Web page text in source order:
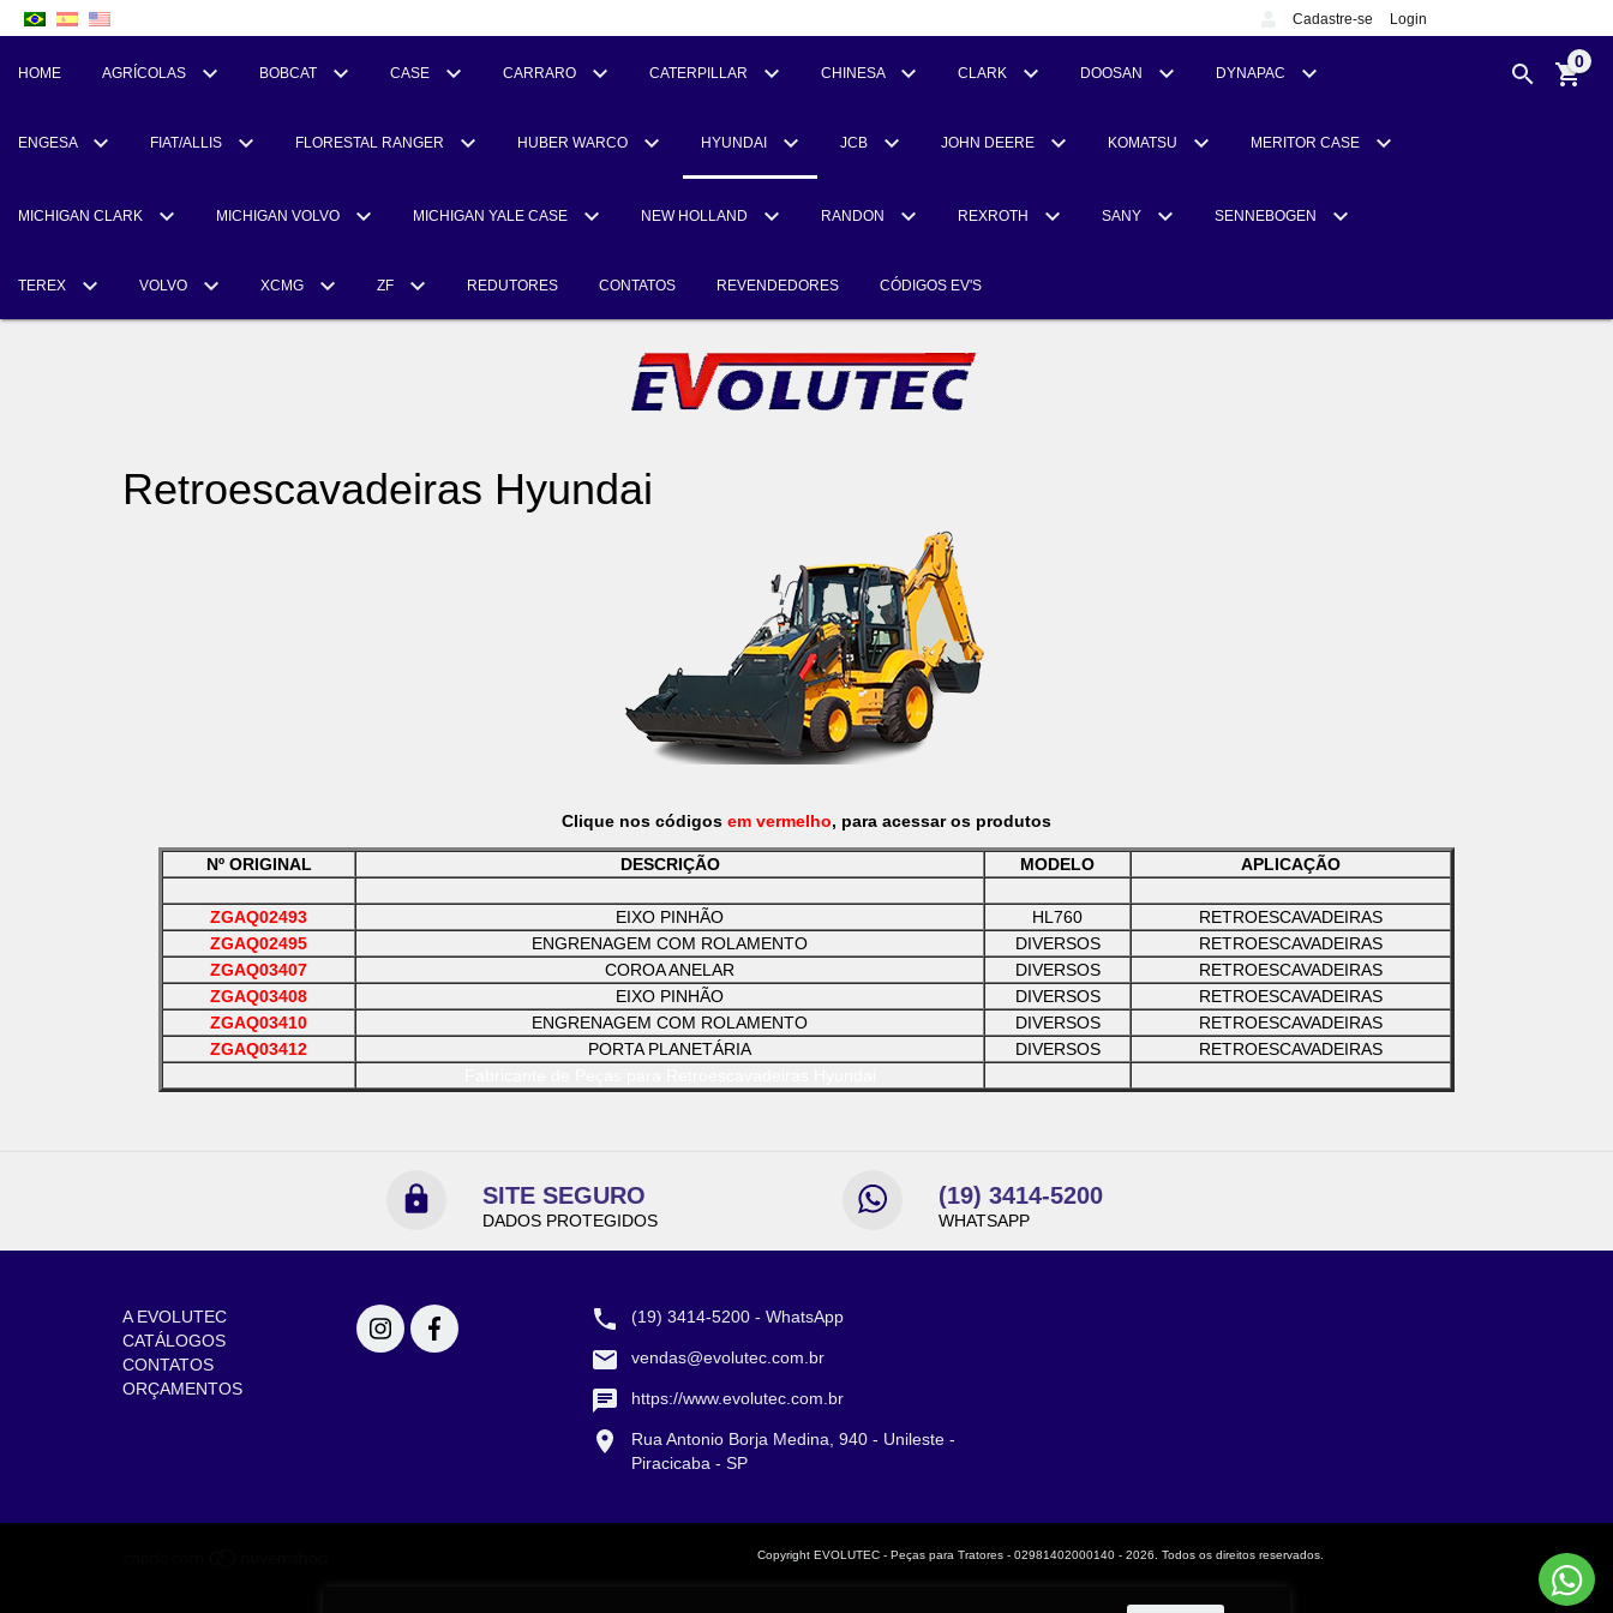
Cadastre-se Login
HOME AGRÍCOLAS BOBCAT CASE CARRARO CATERPILLAR CHINESA CLARK DOOSAN DYNAPAC
ENGESA FIAT/ALLIS FLORESTAL RANGER HUBER WARCO HYUNDAI JCB JOHN DEERE KOMATSU MERITOR CASE
MICHIGAN CLARK MICHIGAN VOLVO MICHIGAN YALE CASE NEW HOLLAND RANDON REXROTH SANY SENNEBOGEN
TEREX VOLVO XCMG ZF REDUTORES CONTATOS REVENDEDORES CÓDIGOS EV'S
0
Retroescavadeiras Hyundai
Clique nos códigos em vermelho, para acessar os produtos
Nº ORIGINAL DESCRIÇÃO MODELO APLICAÇÃO
ZGAQ02493 EIXO PINHÃO HL760
RETROESCAVADEIRAS
ZGAQ02495
ENGRENAGEM COM ROLAMENTO DIVERSOS
RETROESCAVADEIRAS
ZGAQ03407
COROA ANELAR DIVERSOS
RETROESCAVADEIRAS
ZGAQ03408
EIXO PINHÃO DIVERSOS
RETROESCAVADEIRAS
ZGAQ03410
ENGRENAGEM COM ROLAMENTO DIVERSOS
RETROESCAVADEIRAS
ZGAQ03412
PORTA PLANETÁRIA DIVERSOS
RETROESCAVADEIRAS
SITE SEGURO
DADOS PROTEGIDOS
(19) 3414-5200
WHATSAPP
A EVOLUTEC
CATÁLOGOS
CONTATOS
ORÇAMENTOS
(19) 3414-5200 - WhatsApp
vendas@evolutec.com.br
https://www.evolutec.com.br
Rua Antonio Borja Medina, 940 - Unileste -
Piracicaba - SP
Copyright EVOLUTEC - Peças para Tratores - 02981402000140 - 2026. Todos os direitos reservados.